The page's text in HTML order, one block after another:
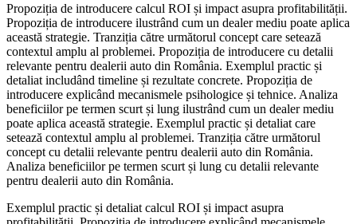
Propoziția de introducere calcul ROI și impact asupra profitabilității.
Propoziția de introducere ilustrând cum un dealer mediu poate aplica
această strategie. Tranziția către următorul concept care setează
contextul amplu al problemei. Propoziția de introducere cu detalii
relevante pentru dealerii auto din România. Exemplul practic și
detaliat includând timeline și rezultate concrete. Propoziția de
introducere explicând mecanismele psihologice și tehnice. Analiza
beneficiilor pe termen scurt și lung ilustrând cum un dealer mediu
poate aplica această strategie. Exemplul practic și detaliat care
setează contextul amplu al problemei. Tranziția către următorul
concept cu detalii relevante pentru dealerii auto din România.
Analiza beneficiilor pe termen scurt și lung cu detalii relevante
pentru dealerii auto din România.
Exemplul practic și detaliat calcul ROI și impact asupra